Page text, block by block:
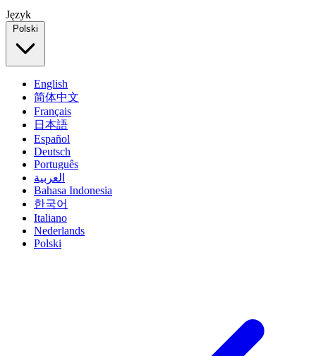
Język
Polski
English
简体中文
Français
日本語
Español
Deutsch
Português
العربية
Bahasa Indonesia
한국어
Italiano
Nederlands
Polski